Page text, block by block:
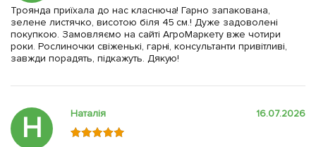
Троянда приїхала до нас класнюча! Гарно запакована,
зелене листячко, висотою біля 45 см.! Дуже задоволені
покупкою. Замовляємо на сайті АгроМаркету вже чотири
роки. Рослиночки свіженькі, гарні, консультанти привітливі,
завжди порадять, підкажуть. Дякую!
Н Наталія 16.07.2026